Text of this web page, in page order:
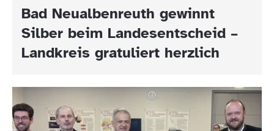
Bad Neualbenreuth gewinnt
Silber beim Landesentscheid –
Landkreis gratuliert herzlich